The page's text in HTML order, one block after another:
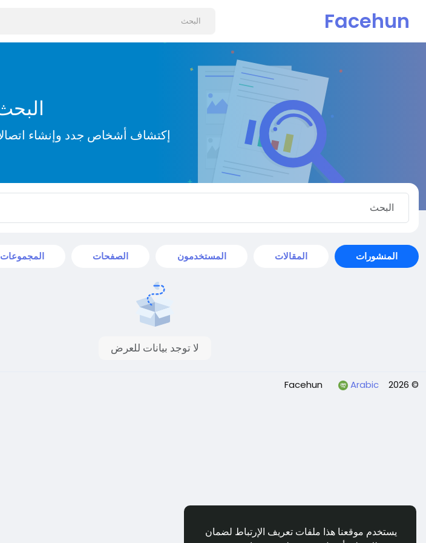
يستخدم موقعنا هذا ملفات تعريف الإرتباط لضمان
Facehun
إكتشاف أشخاص جدد وإنشاء
المنشورات المقالات المستخدمون الصفحات المجموعات
لا توجد بيانات للعرض
© 2026 Facehun
Arabic